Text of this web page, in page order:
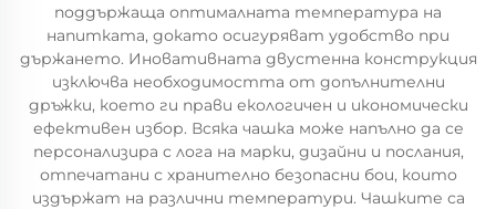
поддържаща оптималната температура на
напитката, докато осигуряват удобство при
държането. Иновативната двустенна конструкция
изключва необходимостта от допълнителни
дръжки, което ги прави екологичен и икономически
ефективен избор. Всяка чашка може напълно да се
персонализира с лога на марки, дизайни и послания,
отпечатани с хранително безопасни бои, които
издържат на различни температури. Чашките са